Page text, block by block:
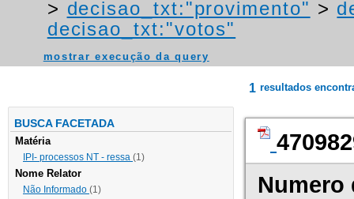
> decisao_txt:"provimento" >
decisao_txt:"votos"
mostrar execução da query
BUSCA FACETADA
Matéria
IPI- processos NT - ressa (1)
Nome Relator
Não Informado (1)
1 resultados
Numero